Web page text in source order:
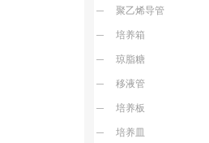
聚乙烯导管
培养箱
琼脂糖
移液管
培养板
培养皿